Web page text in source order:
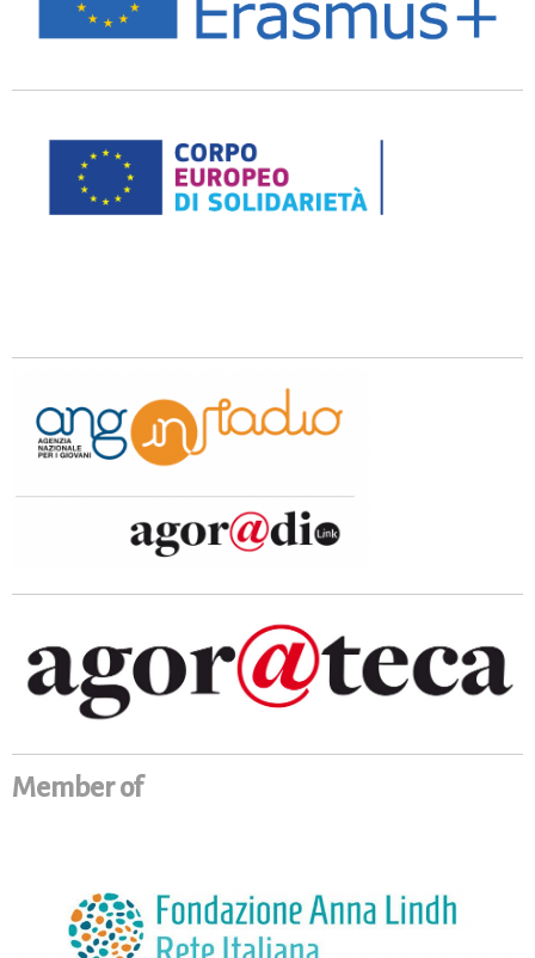
Member of